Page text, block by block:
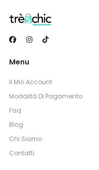
Menu
Il Mio Account
Modalità Di Pagamento
Faq
Blog
Chi Siamo
Contatti